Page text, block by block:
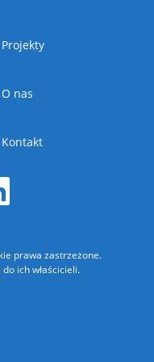
Projekty
O nas
Kontakt
prawa zastrzeżone.
ich właścicieli.